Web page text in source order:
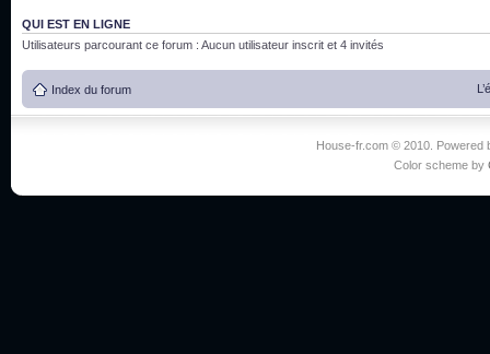
QUI EST EN LIGNE
Utilisateurs parcourant ce forum : Aucun utilisateur inscrit et 4 invités
Index du forum
House-fr.com © 2010. Powered
Color scheme by